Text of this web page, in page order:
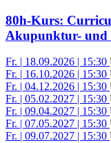
80h-Kurs:
Akupunktur- und
Fr. | 18.09.2026 | 15:30
Fr. | 16.10.2026 | 15:30
Fr. | 04.12.2026 | 15:30
Fr. | 05.02.2027 | 15:30
Fr. | 09.04.2027 | 15:30
Fr. | 07.05.2027 | 15:30
Fr. | 09.07.2027 | 15:30